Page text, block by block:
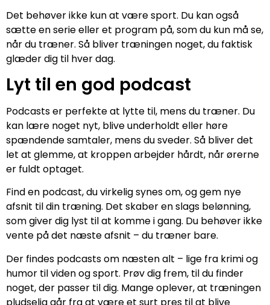
Det behøver ikke kun at være sport. Du kan også
sætte en serie eller et program på, som du kun må se,
når du træner. Så bliver træningen noget, du faktisk
glæder dig til hver dag.
Lyt til en god podcast
Podcasts er perfekte at lytte til, mens du træner. Du
kan lære noget nyt, blive underholdt eller høre
spændende samtaler, mens du sveder. Så bliver det
let at glemme, at kroppen arbejder hårdt, når ørerne
er fuldt optaget.
Find en podcast, du virkelig synes om, og gem nye
afsnit til din træning. Det skaber en slags belønning,
som giver dig lyst til at komme i gang. Du behøver ikke
vente på det næste afsnit – du træner bare.
Der findes podcasts om næsten alt – lige fra krimi og
humor til viden og sport. Prøv dig frem, til du finder
noget, der passer til dig. Mange oplever, at træningen
pludselig går fra at være et surt pres til at blive